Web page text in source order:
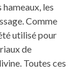
les
Comme
utilisé pour
de
Toutes ces